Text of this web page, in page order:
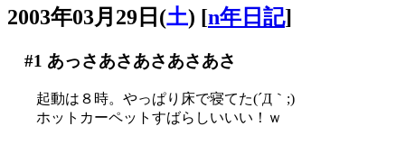
2003年03月29日(土) [n年日記]
#1 あっさあさあさあさあさ
起動は８時。やっぱり床で寝てた(´Д｀;)
ホットカーペットすばらしいいい！ｗ